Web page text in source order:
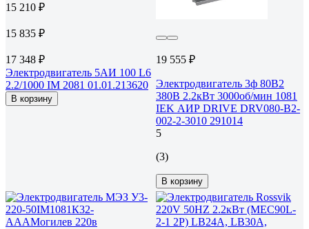
15 210 ₽
15 835 ₽
17 348 ₽
Электродвигатель 5АИ 100 L6
2.2/1000 IM 2081 01.01.213620
В корзину
19 555 ₽
Электродвигатель 3ф 80B2
380В 2.2кВт 3000об/мин 1081
IEK АИР DRIVE DRV080-B2-
002-2-3010 291014
5
(3)
В корзину